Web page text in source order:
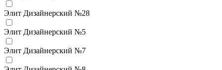
Элит Дизайнерский №28
Элит Дизайнерский №5
Элит Дизайнерский №7